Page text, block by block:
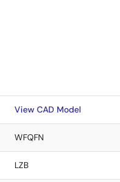
View CAD Model
WFQFN
LZB